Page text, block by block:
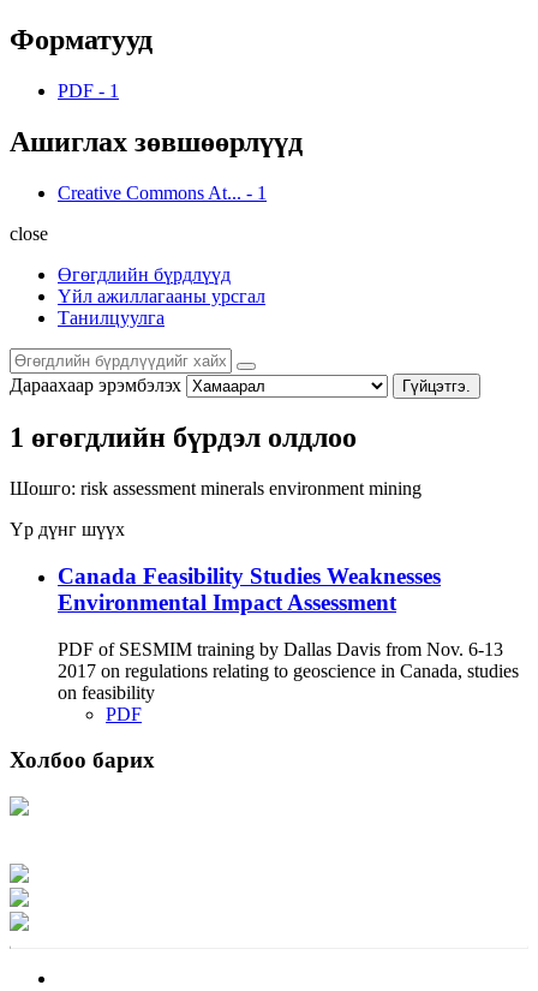
Форматууд
PDF - 1
Ашиглах зөвшөөрлүүд
Creative Commons At... - 1
close
Өгөгдлийн бүрдлүүд
Үйл ажиллагааны урсгал
Танилцуулга
Дараахаар эрэмбэлэх Гүйцэтгэ.
1 өгөгдлийн бүрдэл олдлоо
Шошго: risk assessment minerals environment mining
Үр дүнг шүүх
Canada Feasibility Studies Weaknesses
Environmental Impact Assessment
PDF of SESMIM training by Dallas Davis from Nov. 6-13
2017 on regulations relating to geoscience in Canada, studies
on feasibility
PDF
Холбоо барих